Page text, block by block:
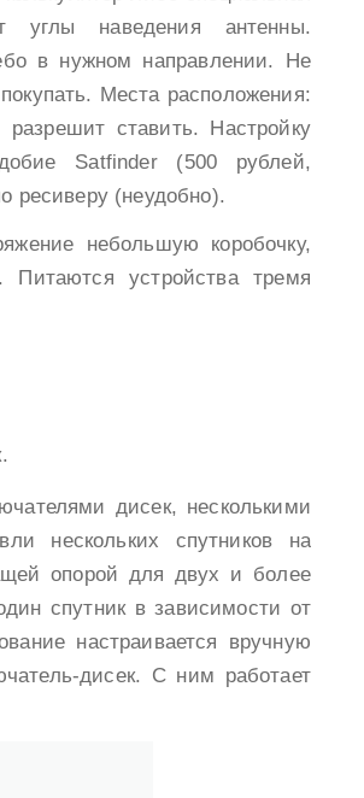
углы наведения антенны.
в нужном направлении. Не
Места расположения:
ставить. Настройку
Satfinder (500 рублей,
ресиверу (неудобно).
небольшую коробочку,
устройства тремя
дисек, несколькими
нескольких спутников на
опорой для двух и более
спутник в зависимости от
настраивается вручную
дисек. С ним работает